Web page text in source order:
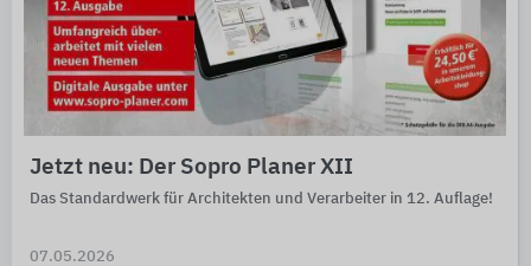
Jetzt neu: Der Sopro Planer XII
Das Standardwerk für Architekten und Verarbeiter in 12. Auflage!
07.05.2026